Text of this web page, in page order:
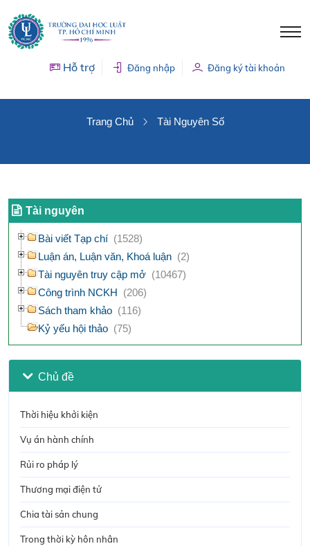
Hỗ trợ Đăng nhập Đăng ký tài khoản
Trang Chủ Tài Nguyên Số
Tài nguyên
Bài viết Tạp chí (1528)
Luận án, Luận văn, Khoá luận (2)
Tài nguyên truy cập mở (10467)
Công trình NCKH (206)
Sách tham khảo (116)
Kỷ yếu hội thảo (75)
Chủ đề
Thời hiệu khởi kiện
Vụ án hành chính
Rủi ro pháp lý
Thương mại điện tử
Chia tài sản chung
Trong thời kỳ hôn nhân